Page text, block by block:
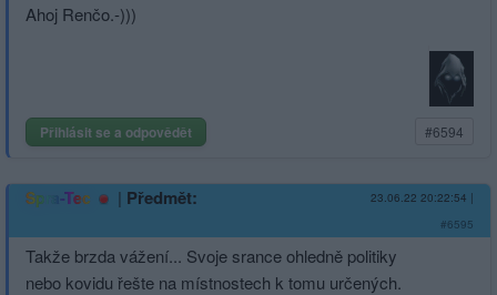
Ahoj Renčo.-)))
Přihlásit se a odpovědět #6594
Spra-Tec | Předmět: 23.06.22 20:22:54 |
#6595
Takže brzda vážení... Svoje srance ohledně politiky
nebo kovidu řešte na místnostech k tomu určených.